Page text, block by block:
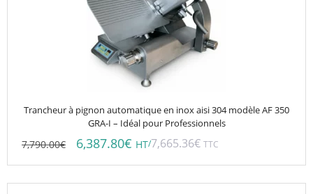
Trancheur à pignon automatique en inox aisi 304 modèle AF 350
GRA-I – Idéal pour Professionnels
7,790.00€ 6,387.80€ HT/7,665.36€ TTC